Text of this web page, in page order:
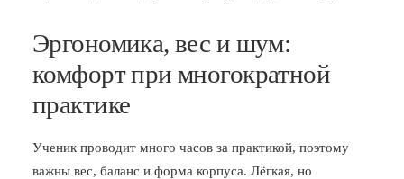
Эргономика, вес и шум:
комфорт при многократной
практике
Ученик проводит много часов за практикой, поэтому
важны вес, баланс и форма корпуса. Лёгкая, но